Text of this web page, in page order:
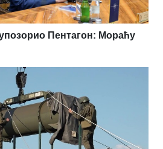
Пентагон: Мораћу